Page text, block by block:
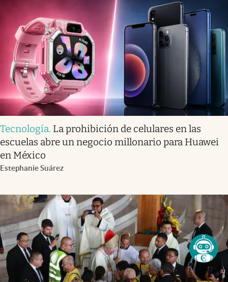
Tecnología. La prohibición de celulares en las
escuelas abre un negocio millonario para Huawei
en México
Estephanie Suárez